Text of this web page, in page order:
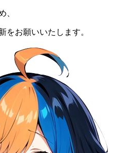
、
をお願いいたします。